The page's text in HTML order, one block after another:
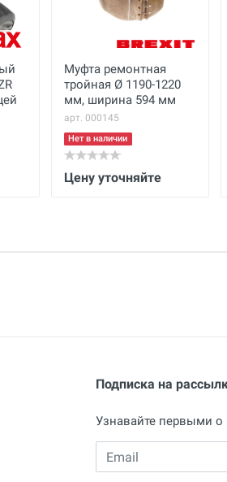
Муфта ремонтная
тройная Ø 1190-1220
мм, ширина 594 мм
арт. 000145
Нет в наличии
Цену уточняйте
Подписка на
Узнавайте первыми о
Email